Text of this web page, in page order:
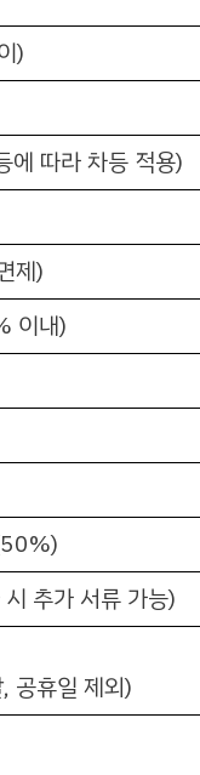
)
따라 차등 적용)
제)
이내)
추가 서류 가능)
공휴일 제외)